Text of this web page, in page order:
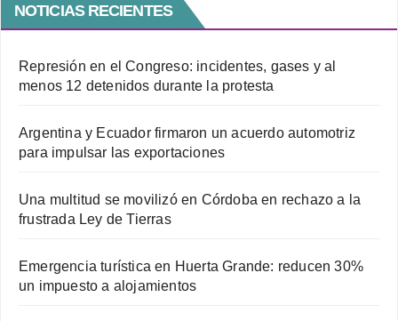
NOTICIAS RECIENTES
Represión en el Congreso: incidentes, gases y al
menos 12 detenidos durante la protesta
Argentina y Ecuador firmaron un acuerdo automotriz
para impulsar las exportaciones
Una multitud se movilizó en Córdoba en rechazo a la
frustrada Ley de Tierras
Emergencia turística en Huerta Grande: reducen 30%
un impuesto a alojamientos